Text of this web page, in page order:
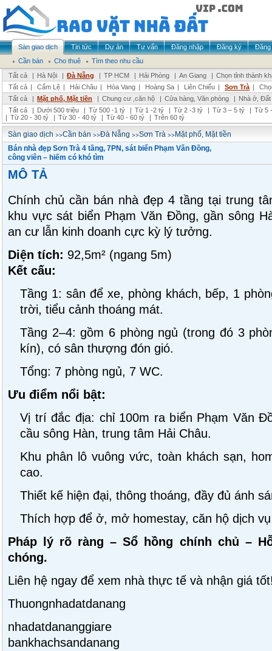
Sàn giao dịch Tin tức Dự án Tư vấn Đăng nhập Đăng ký
Đăng
Cần bán
Cho thuê
Tìm theo nhu cầu
Tất cả
| Hà Nội | Đà Nẵng | TP HCM | Hải Phòng | An Giang | Chọn tỉnh thành
Tất cả | Cẩm Lệ | Hải Châu | Hòa Vang | Hoàng Sa | Liên Chiểu | Sơn Trà |
Tất cả
| Mặt phố, Mặt tiền | Chung cư ,căn hộ | Cửa hàng, Văn phòng | Nhà ở,
Tất cả
| Dưới 500 triệu | Từ 500 -1 tỷ | Từ 1 -2 tỷ | Từ 2 -3 tỷ | Từ 3 – 5 tỷ | Từ 5
| Từ 20 - 30 tỷ | Từ 30 - 40 tỷ | Từ 40 - 60 tỷ | Trên 60 tỷ
Sàn giao dịch >>Cần bán >>Đà Nẵng >>Sơn Trà >>Mặt phố, Mặt tiền
Bán nhà đẹp Sơn Trà 4 tầng, 7PN, sát biển Phạm Văn Đồng,
công viên – hiếm có khó tìm
MÔ TẢ
Chính chủ cần bán nhà đẹp 4 tầng tại trung
khu vực sát biển Phạm Văn Đồng, gần sông
an cư lẫn kinh doanh cực kỳ lý tưởng.
Diện tích: 92,5m² (ngang 5m)
Kết cấu:
Tầng 1: sân để xe, phòng khách, bếp, 1
trời, tiểu cảnh thoáng mát.
Tầng 2–4: gồm 6 phòng ngủ (trong đó 3
kín), có sân thượng đón gió.
Tổng: 7 phòng ngủ, 7 WC.
Ưu điểm nổi bật:
Vị trí đắc địa: chỉ 100m ra biển Phạm Văn
cầu sông Hàn, trung tâm Hải Châu.
Khu phân lô vuông vức, toàn khách sạn,
cao.
Thiết kế hiện đại, thông thoáng, đầy đủ ánh
Thích hợp để ở, mở homestay, căn hộ dịch
Pháp lý rõ ràng – Sổ hồng chính chủ –
chóng.
Liên hệ ngay để xem nhà thực tế và nhận giá
Thuongnhadatdanang
nhadatdananggiare
bankhachsandanang